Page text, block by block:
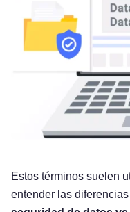
Estos términos suelen
entender las